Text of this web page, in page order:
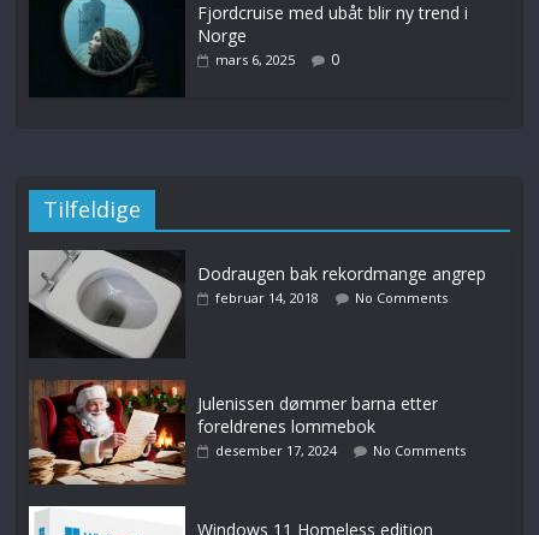
Fjordcruise med ubåt blir ny trend i
Norge
mars 6, 2025 0
Tilfeldige
Dodraugen bak rekordmange angrep
februar 14, 2018 No Comments
Julenissen dømmer barna etter
foreldrenes lommebok
desember 17, 2024 No Comments
Windows 11 Homeless edition